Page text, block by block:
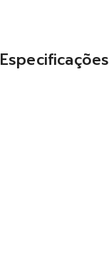
Especificações